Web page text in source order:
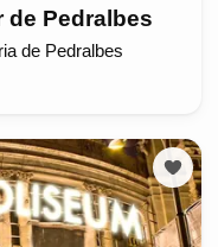
de Pedralbes
de Pedralbes